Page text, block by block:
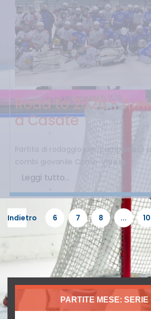
Road to 2026 -
a Casate
Partita di rodaggio pre-campionato
combi giovanile Como-Varese.
Leggi tutto...
Indietro 6 7 8 ... 10
PARTITE MESE: SERIE